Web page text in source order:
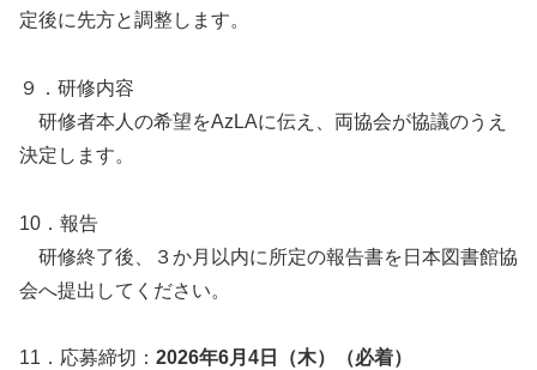
定後に先方と調整します。
９．研修内容
研修者本人の希望をAzLAに伝え、両協会が協議のうえ
決定します。
10．報告
研修終了後、３か月以内に所定の報告書を日本図書館協
会へ提出してください。
11．応募締切： 2026年6月4日（木）（必着）